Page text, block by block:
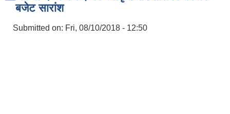
बजेट सारांश
Submitted on: Fri, 08/10/2018 - 12:50